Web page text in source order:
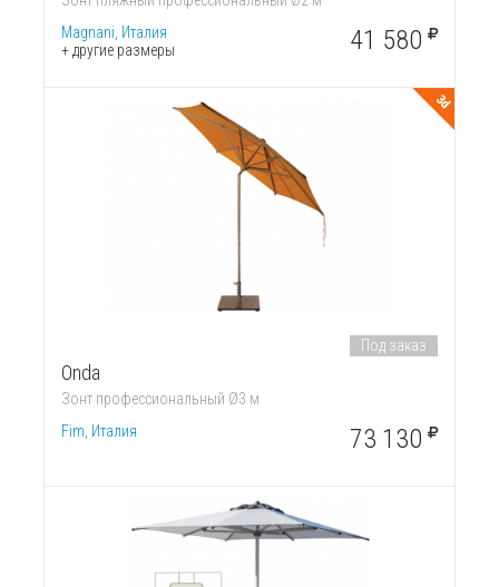
Magnani, Италия
+ другие размеры
41 580
3d
Onda
Зонт профессиональный Ø3 м
Fim, Италия
Под заказ
73 130